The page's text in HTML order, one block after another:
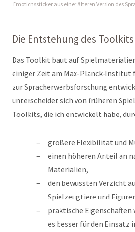
Emotionssticker aus einer älteren Version des
Die Entstehung des Toolkits
Das Toolkit baut auf
einiger Zeit am Max-Planck-Institut
zur Spracherwerbsforschung
unterscheidet sich von früheren
Toolkits, die ich entwickelt habe,
größere Flexibilität und
einen höheren Anteil an
Materialien,
den bewussten Verzicht
Spielzeugtiere und
praktische Eigenschaften
es besser für den Einsatz